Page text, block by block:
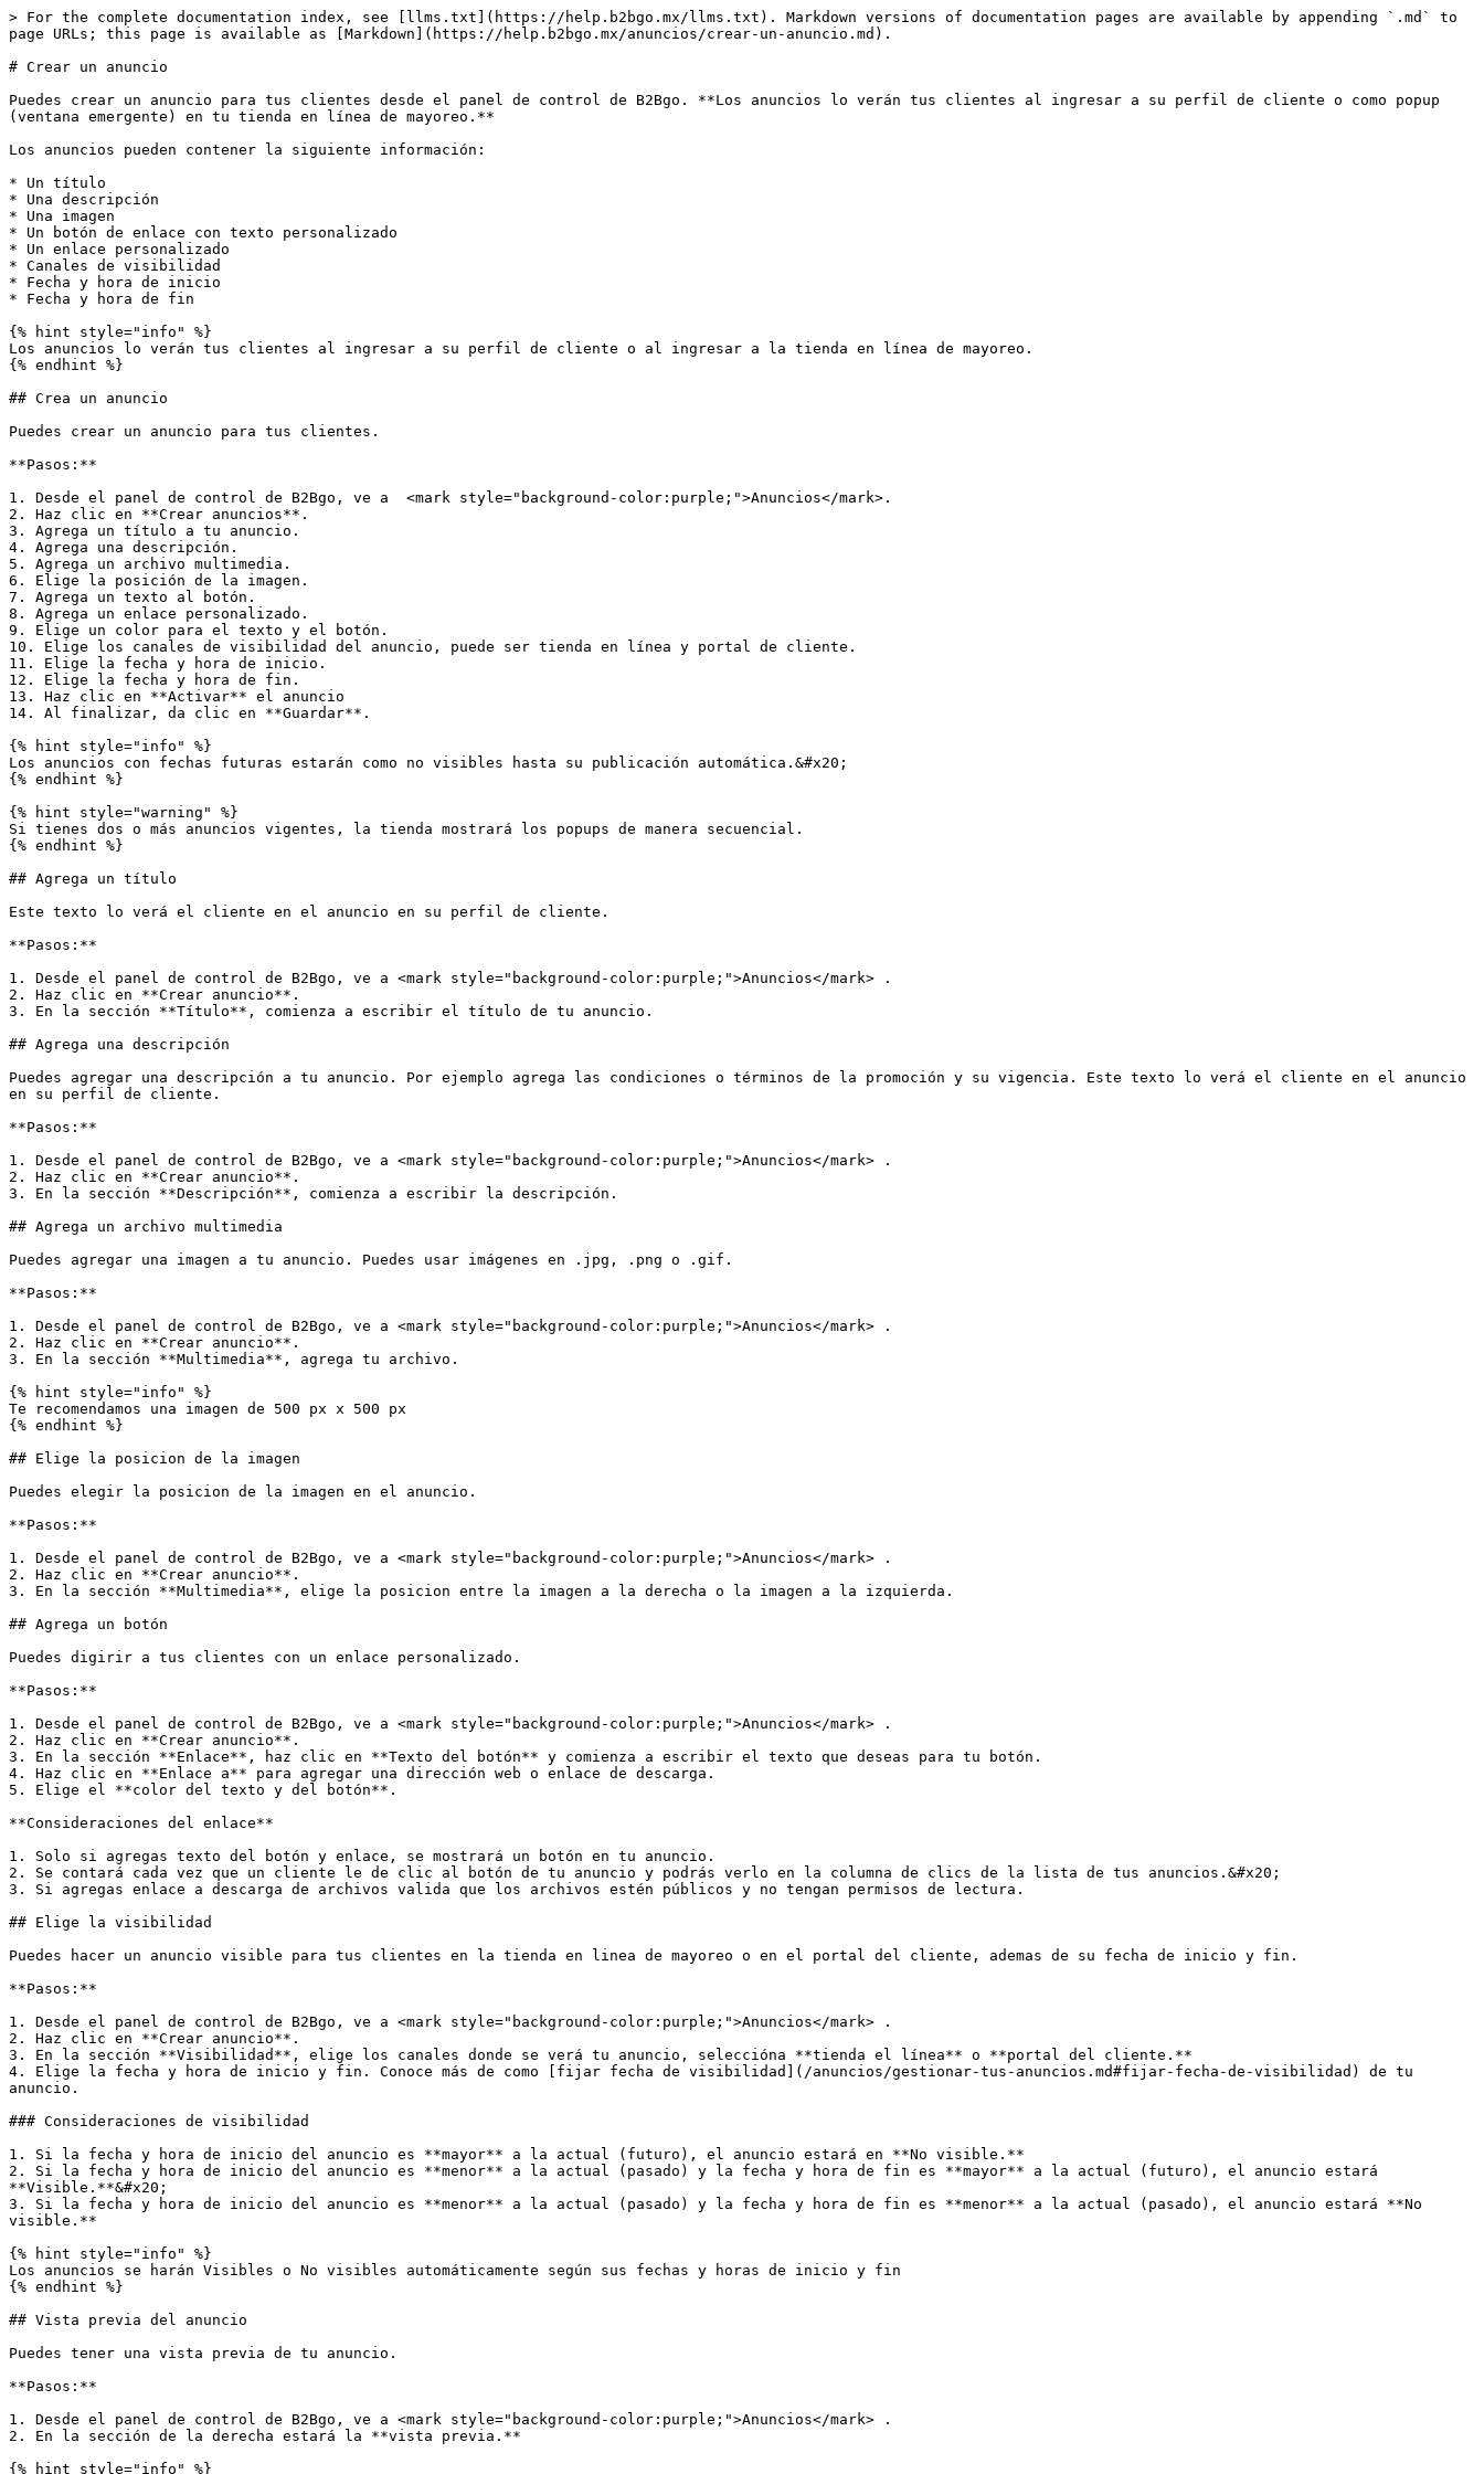
> For the complete documentation index, see [llms.txt](https://help.b2bgo.mx/llms.txt). Markdown versions of documentation pages are available by appending `.md` to
page URLs; this page is available as [Markdown](https://help.b2bgo.mx/anuncios/crear-un-anuncio.md).
# Crear un anuncio
Puedes crear un anuncio para tus clientes desde el panel de control de B2Bgo. **Los anuncios lo verán tus clientes al ingresar a su perfil de cliente o como popup
(ventana emergente) en tu tienda en línea de mayoreo.**
Los anuncios pueden contener la siguiente información:
* Un título
* Una descripción
* Una imagen
* Un botón de enlace con texto personalizado
* Un enlace personalizado
* Canales de visibilidad
* Fecha y hora de inicio
* Fecha y hora de fin
{% hint style="info" %}
Los anuncios lo verán tus clientes al ingresar a su perfil de cliente o al ingresar a la tienda en línea de mayoreo.
{% endhint %}
## Crea un anuncio
Puedes crear un anuncio para tus clientes.
**Pasos:**
1. Desde el panel de control de B2Bgo, ve a  <mark style="background-color:purple;">Anuncios</mark>.
2. Haz clic en **Crear anuncios**.
3. Agrega un título a tu anuncio.
4. Agrega una descripción.
5. Agrega un archivo multimedia.
6. Elige la posición de la imagen.
7. Agrega un texto al botón.
8. Agrega un enlace personalizado.
9. Elige un color para el texto y el botón.
10. Elige los canales de visibilidad del anuncio, puede ser tienda en línea y portal de cliente.
11. Elige la fecha y hora de inicio.
12. Elige la fecha y hora de fin.
13. Haz clic en **Activar** el anuncio
14. Al finalizar, da clic en **Guardar**.
{% hint style="info" %}
Los anuncios con fechas futuras estarán como no visibles hasta su publicación automática.&#x20;
{% endhint %}
{% hint style="warning" %}
Si tienes dos o más anuncios vigentes, la tienda mostrará los popups de manera secuencial.
{% endhint %}
## Agrega un título
Este texto lo verá el cliente en el anuncio en su perfil de cliente.
**Pasos:**
1. Desde el panel de control de B2Bgo, ve a <mark style="background-color:purple;">Anuncios</mark> .
2. Haz clic en **Crear anuncio**.
3. En la sección **Título**, comienza a escribir el título de tu anuncio.
## Agrega una descripción
Puedes agregar una descripción a tu anuncio. Por ejemplo agrega las condiciones o términos de la promoción y su vigencia. Este texto lo verá el cliente en el anuncio
en su perfil de cliente.
**Pasos:**
1. Desde el panel de control de B2Bgo, ve a <mark style="background-color:purple;">Anuncios</mark> .
2. Haz clic en **Crear anuncio**.
3. En la sección **Descripción**, comienza a escribir la descripción.
## Agrega un archivo multimedia
Puedes agregar una imagen a tu anuncio. Puedes usar imágenes en .jpg, .png o .gif.
**Pasos:**
1. Desde el panel de control de B2Bgo, ve a <mark style="background-color:purple;">Anuncios</mark> .
2. Haz clic en **Crear anuncio**.
3. En la sección **Multimedia**, agrega tu archivo.
{% hint style="info" %}
Te recomendamos una imagen de 500 px x 500 px
{% endhint %}
## Elige la posicion de la imagen
Puedes elegir la posicion de la imagen en el anuncio.
**Pasos:**
1. Desde el panel de control de B2Bgo, ve a <mark style="background-color:purple;">Anuncios</mark> .
2. Haz clic en **Crear anuncio**.
3. En la sección **Multimedia**, elige la posicion entre la imagen a la derecha o la imagen a la izquierda.
## Agrega un botón
Puedes digirir a tus clientes con un enlace personalizado.
**Pasos:**
1. Desde el panel de control de B2Bgo, ve a <mark style="background-color:purple;">Anuncios</mark> .
2. Haz clic en **Crear anuncio**.
3. En la sección **Enlace**, haz clic en **Texto del botón** y comienza a escribir el texto que deseas para tu botón.
4. Haz clic en **Enlace a** para agregar una dirección web o enlace de descarga.
5. Elige el **color del texto y del botón**.
**Consideraciones del enlace**
1. Solo si agregas texto del botón y enlace, se mostrará un botón en tu anuncio.
2. Se contará cada vez que un cliente le de clic al botón de tu anuncio y podrás verlo en la columna de clics de la lista de tus anuncios.&#x20;
3. Si agregas enlace a descarga de archivos valida que los archivos estén públicos y no tengan permisos de lectura.
## Elige la visibilidad
Puedes hacer un anuncio visible para tus clientes en la tienda en linea de mayoreo o en el portal del cliente, ademas de su fecha de inicio y fin.
**Pasos:**
1. Desde el panel de control de B2Bgo, ve a <mark style="background-color:purple;">Anuncios</mark> .
2. Haz clic en **Crear anuncio**.
3. En la sección **Visibilidad**, elige los canales donde se verá tu anuncio, seleccióna **tienda el línea** o **portal del cliente.**
4. Elige la fecha y hora de inicio y fin. Conoce más de como [fijar fecha de visibilidad](/anuncios/gestionar-tus-anuncios.md#fijar-fecha-de-visibilidad) de tu
anuncio.
### Consideraciones de visibilidad
1. Si la fecha y hora de inicio del anuncio es **mayor** a la actual (futuro), el anuncio estará en **No visible.**
2. Si la fecha y hora de inicio del anuncio es **menor** a la actual (pasado) y la fecha y hora de fin es **mayor** a la actual (futuro), el anuncio estará
**Visible.**&#x20;
3. Si la fecha y hora de inicio del anuncio es **menor** a la actual (pasado) y la fecha y hora de fin es **menor** a la actual (pasado), el anuncio estará **No
visible.**
{% hint style="info" %}
Los anuncios se harán Visibles o No visibles automáticamente según sus fechas y horas de inicio y fin
{% endhint %}
## Vista previa del anuncio
Puedes tener una vista previa de tu anuncio.
**Pasos:**
1. Desde el panel de control de B2Bgo, ve a <mark style="background-color:purple;">Anuncios</mark> .
2. En la sección de la derecha estará la **vista previa.**
{% hint style="info" %}